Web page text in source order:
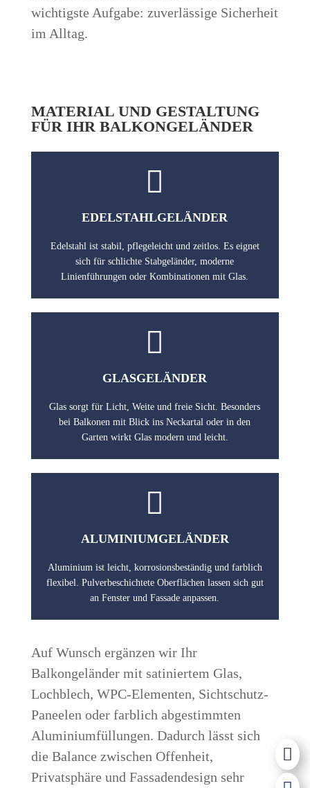
wichtigste Aufgabe: zuverlässige Sicherheit
im Alltag.
MATERIAL UND GESTALTUNG
FÜR IHR BALKONGELÄNDER

EDELSTAHLGELÄNDER
Edelstahl ist stabil, pflegeleicht und zeitlos. Es eignet
sich für schlichte Stabgeländer, moderne
Linienführungen oder Kombinationen mit Glas.

GLASGELÄNDER
Glas sorgt für Licht, Weite und freie Sicht. Besonders
bei Balkonen mit Blick ins Neckartal oder in den
Garten wirkt Glas modern und leicht.

ALUMINIUMGELÄNDER
Aluminium ist leicht, korrosionsbeständig und farblich
flexibel. Pulverbeschichtete Oberflächen lassen sich gut
an Fenster und Fassade anpassen.
Auf Wunsch ergänzen wir Ihr
Balkongeländer mit satiniertem Glas,
Lochblech, WPC-Elementen, Sichtschutz-
Paneelen oder farblich abgestimmten
Aluminiumfüllungen. Dadurch lässt sich
die Balance zwischen Offenheit,
Privatsphäre und Fassadendesign sehr
